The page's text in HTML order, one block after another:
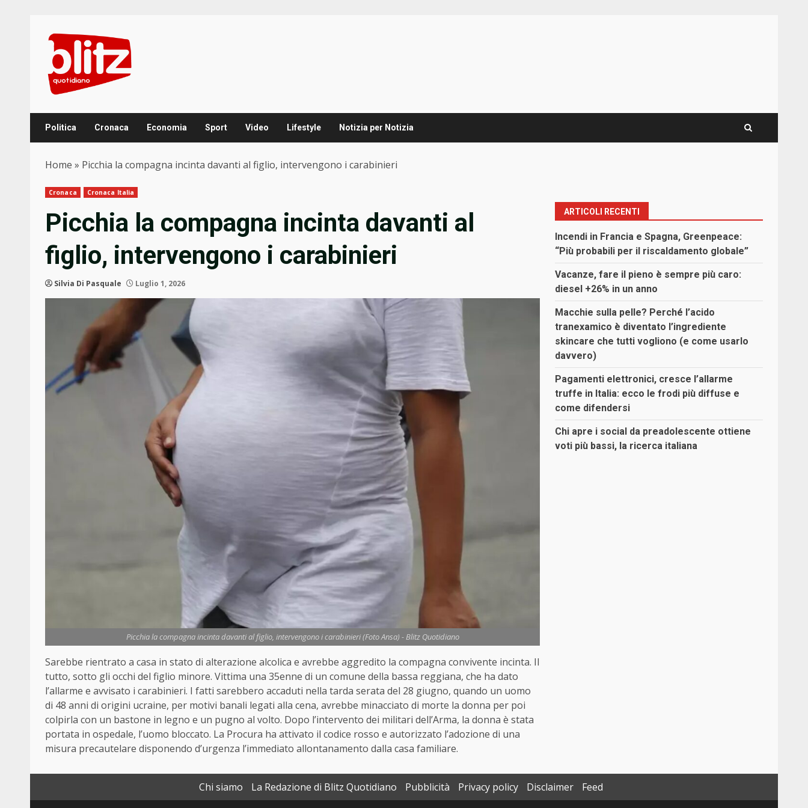
content
Politica Cronaca Economia Sport Video Lifestyle Notizia per Notizia
Home » Picchia la compagna incinta davanti al figlio, intervengono i carabinieri
Cronaca Cronaca Italia
Picchia la compagna incinta davanti al
figlio, intervengono i carabinieri
Silvia Di Pasquale Luglio 1, 2026
Picchia la compagna incinta davanti al figlio, intervengono i carabinieri (Foto Ansa) - Blitz Quotidiano
Sarebbe rientrato a casa in stato di alterazione alcolica e avrebbe aggredito la compagna convivente incinta. Il
tutto, sotto gli occhi del figlio minore. Vittima una 35enne di un comune della bassa reggiana, che ha dato
l’allarme e avvisato i carabinieri. I fatti sarebbero accaduti nella tarda serata del 28 giugno, quando un uomo
di 48 anni di origini ucraine, per motivi banali legati alla cena, avrebbe minacciato di morte la donna per poi
colpirla con un bastone in legno e un pugno al volto. Dopo l’intervento dei militari dell’Arma, la donna è stata
portata in ospedale, l’uomo bloccato. La Procura ha attivato il codice rosso e autorizzato l’adozione di una
misura precautelare disponendo d’urgenza l’immediato allontanamento dalla casa familiare.
ARTICOLI RECENTI
Incendi in Francia e Spagna, Greenpeace:
“Più probabili per il riscaldamento globale”
Vacanze, fare il pieno è sempre più caro:
diesel +26% in un anno
Macchie sulla pelle? Perché l’acido
tranexamico è diventato l’ingrediente
skincare che tutti vogliono (e come usarlo
davvero)
Pagamenti elettronici, cresce l’allarme
truffe in Italia: ecco le frodi più diffuse e
come difendersi
Chi apre i social da preadolescente ottiene
voti più bassi, la ricerca italiana
Chi siamo La Redazione di Blitz Quotidiano Pubblicità Privacy policy Disclaimer
Feed